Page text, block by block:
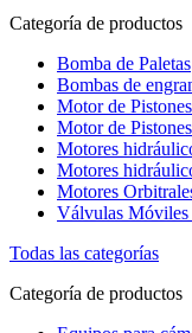
Categoría de productos
Bomba de Paletas
Bombas de
Motor de
Motor de
Motores
Motores
Motores
Válvulas Móviles
Todas las categorías
Categoría de productos